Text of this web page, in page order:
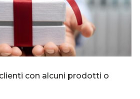
con alcuni prodotti o